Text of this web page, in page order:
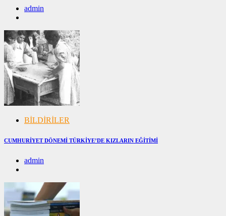
admin
BİLDİRİLER
CUMHURİYET DÖNEMİ TÜRKİYE’DE KIZLARIN EĞİTİMİ
admin